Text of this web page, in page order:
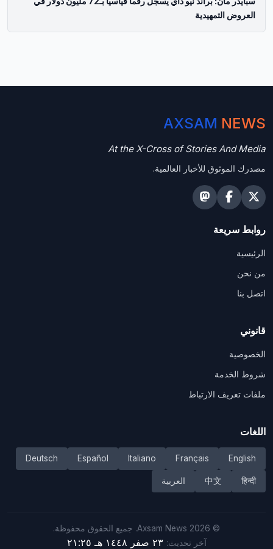
العروض التمهيدية
AXSAM NEWS
At the X-Cross of Stories And Media
مصدرك الموثوق للأخبار العالمية.
روابط سريعة
الرئيسية
من نحن
اتصل بنا
قانوني
الخصوصية
شروط الخدمة
ملفات تعريف الارتباط
اللغات
English
Français
Italiano
Español
Deutsch
हिन्दी
中文 العربية
©
2026
جميع الحقوق محفوظة.
آخر تحديث: ٢٣ صفر ١٤٤٨ هـ ٢١:٢٥